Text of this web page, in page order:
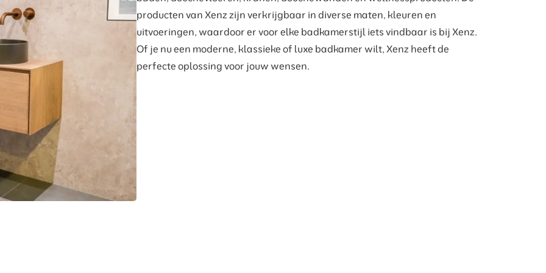
producten van Xenz zijn verkrijgbaar in diverse maten, kleuren en
uitvoeringen, waardoor er voor elke badkamerstijl iets vindbaar is bij Xenz.
Of je nu een moderne, klassieke of luxe badkamer wilt, Xenz heeft de
perfecte oplossing voor jouw wensen.